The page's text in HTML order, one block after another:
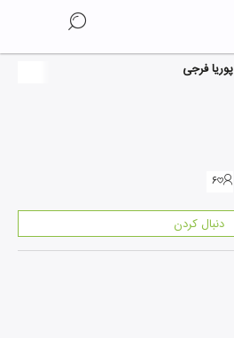
پوریا فرجی
۶
دنبال کردن